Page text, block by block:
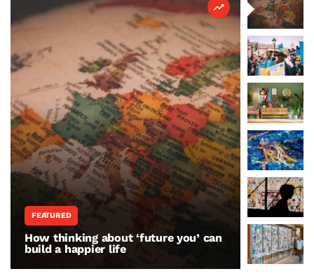
FEATURED
How thinking about ‘future you’ can
build a happier life
WORLD
The war